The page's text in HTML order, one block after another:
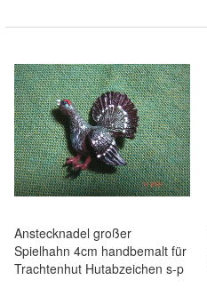
Anstecknadel großer
Spielhahn 4cm handbemalt für
Trachtenhut Hutabzeichen s-p